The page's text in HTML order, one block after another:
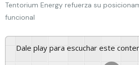
Tentorium Energy refuerza su
funcional
Dale play para escuchar este